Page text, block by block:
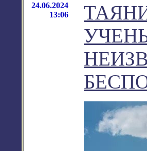
24.06.2024
13:06